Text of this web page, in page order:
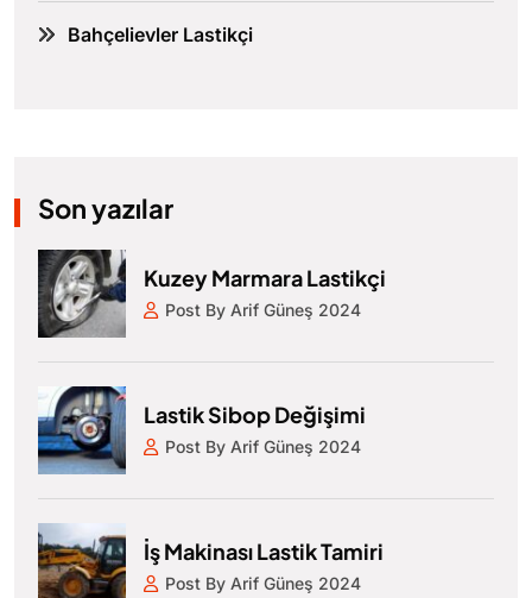
Bahçelievler Lastikçi
Son yazılar
Kuzey Marmara Lastikçi
Post By Arif Güneş 2024
Lastik Sibop Değişimi
Post By Arif Güneş 2024
İş Makinası Lastik Tamiri
Post By Arif Güneş 2024